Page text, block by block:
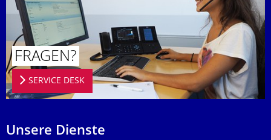
FRAGEN?
SERVICE DESK
Unsere Dienste